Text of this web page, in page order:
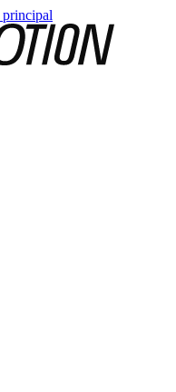
principal